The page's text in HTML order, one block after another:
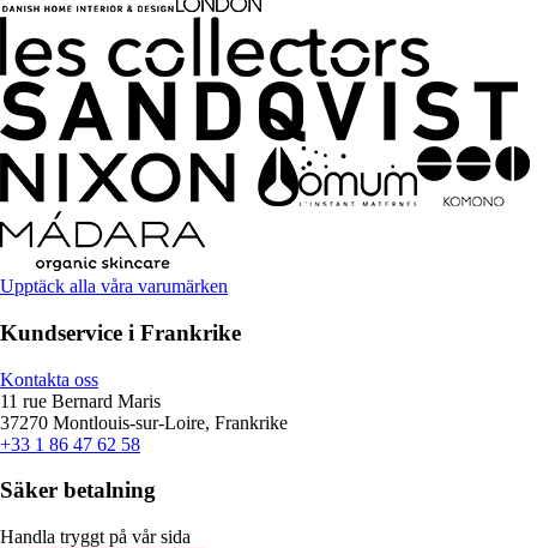
Upptäck alla våra varumärken
Kundservice i Frankrike
Kontakta oss
11 rue Bernard Maris
37270 Montlouis-sur-Loire, Frankrike
+33 1 86 47 62 58
Säker betalning
Handla tryggt på vår sida